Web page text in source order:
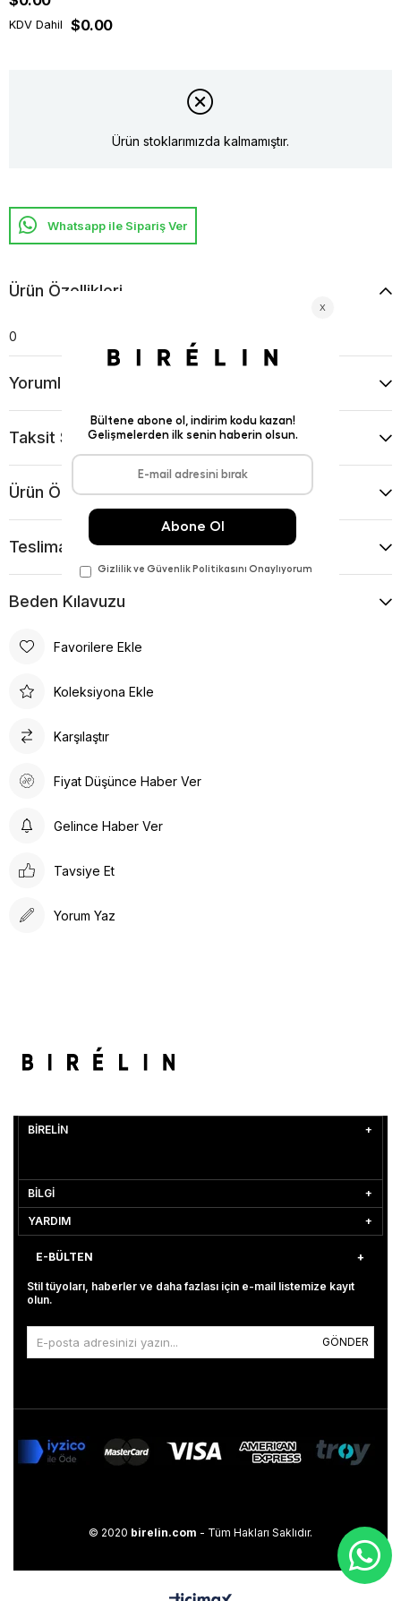
KDV Dahil $0.00
Ürün stoklarımızda kalmamıştır.
Whatsapp ile Sipariş Ver
Ürün Özellikleri
0
Yorumlar
Taksit Seçenekleri
Ürün Önerileri
Teslimat Ve İade Koşulları
Beden Kılavuzu
Favorilere Ekle
Koleksiyona Ekle
Karşılaştır
Fiyat Düşünce Haber Ver
Gelince Haber Ver
Tavsiye Et
Yorum Yaz
BİRELİN
BİLGİ
YARDIM
E-BÜLTEN
Stil tüyoları, haberler ve daha fazlası için e-mail listemize kayıt
olun.
GÖNDER
© 2020 birelin.com - Tüm Hakları Saklıdır.